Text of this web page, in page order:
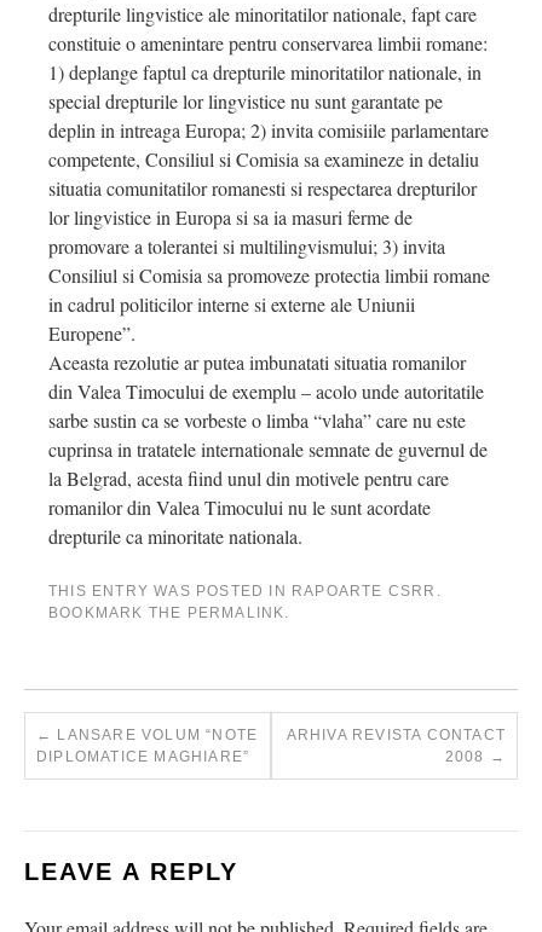
drepturile lingvistice ale minoritatilor nationale, fapt care
constituie o amenintare pentru conservarea limbii romane:
1) deplange faptul ca drepturile minoritatilor nationale, in
special drepturile lor lingvistice nu sunt garantate pe
deplin in intreaga Europa; 2) invita comisiile parlamentare
competente, Consiliul si Comisia sa examineze in detaliu
situatia comunitatilor romanesti si respectarea drepturilor
lor lingvistice in Europa si sa ia masuri ferme de
promovare a tolerantei si multilingvismului; 3) invita
Consiliul si Comisia sa promoveze protectia limbii romane
in cadrul politicilor interne si externe ale Uniunii
Europene”.
Aceasta rezolutie ar putea imbunatati situatia romanilor
din Valea Timocului de exemplu – acolo unde autoritatile
sarbe sustin ca se vorbeste o limba “vlaha” care nu este
cuprinsa in tratatele internationale semnate de guvernul de
la Belgrad, acesta fiind unul din motivele pentru care
romanilor din Valea Timocului nu le sunt acordate
drepturile ca minoritate nationala.
THIS ENTRY WAS POSTED IN RAPOARTE CSRR .
BOOKMARK THE PERMALINK.
←
LANSARE VOLUM “NOTE
DIPLOMATICE MAGHIARE”
ARHIVA REVISTA CONTACT
2008
→
LEAVE A REPLY